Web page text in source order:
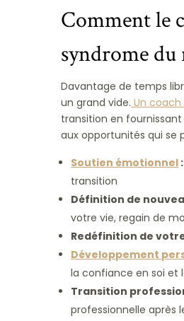
Comment le
syndrome du
Davantage de temps
un grand vide. Un coach
transition en
aux opportunités qui se
Soutien émotionnel :
transition
Définition de
votre vie, regain de
Redéfinition de
Développement
la confiance en soi et
Transition
professionnelle après